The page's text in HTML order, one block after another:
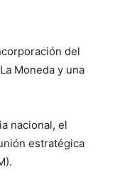
del
Moneda y una
nacional, el
estratégica